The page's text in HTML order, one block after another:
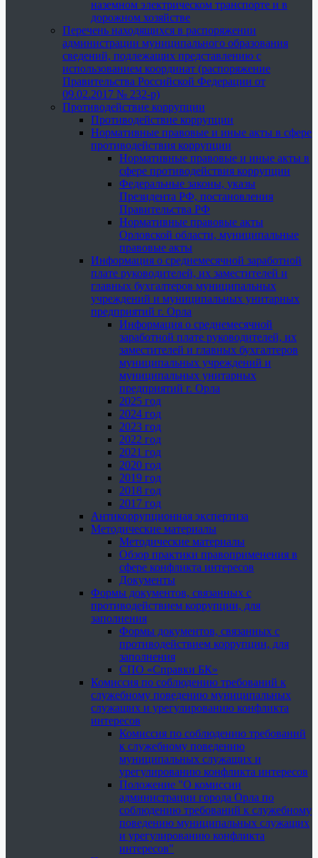
наземном электрическом транспорте и в
дорожном хозяйстве
Перечень находящихся в распоряжении
администрации муниципального образования
сведений, подлежащих представлению с
использованием координат (распоряжение
Правительства Российской Федерации от
09.02.2017 № 232-р)
Противодействие коррупции
Противодействие коррупции
Нормативные правовые и иные акты в сфере
противодействия коррупции
Нормативные правовые и иные акты в
сфере противодействия коррупции
Федеральные законы, указы
Президента РФ, постановления
Правительства РФ
Нормативные правовые акты
Орловской области, муниципальные
правовые акты
Информация о среднемесячной заработной
плате руководителей, их заместителей и
главных бухгалтеров муниципальных
учреждений и муниципальных унитарных
предприятий г. Орла
Информация о среднемесячной
заработной плате руководителей, их
заместителей и главных бухгалтеров
муниципальных учреждений и
муниципальных унитарных
предприятий г. Орла
2025 год
2024 год
2023 год
2022 год
2021 год
2020 год
2019 год
2018 год
2017 год
Антикоррупционная экспертиза
Методические материалы
Методические материалы
Обзор практики правоприменения в
сфере конфликта интересов
Документы
Формы документов, связанных с
противодействием коррупции, для
заполнения
Формы документов, связанных с
противодействием коррупции, для
заполнения
СПО «Справки БК»
Комиссия по соблюдению требований к
служебному поведению муниципальных
служащих и урегулированию конфликта
интересов
Комиссия по соблюдению требований
к служебному поведению
муниципальных служащих и
урегулированию конфликта интересов
Положение "О комиссии
администрации города Орла по
соблюдению требований к служебному
поведению муниципальных служащих
и урегулированию конфликта
интересов"